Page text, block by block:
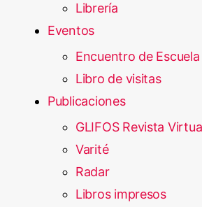
Librería
Eventos
Encuentro de
Libro de visitas
Publicaciones
GLIFOS Revista
Varité
Radar
Libros impresos